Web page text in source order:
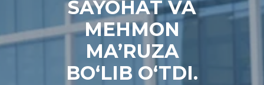
SAYOHAT VA
MEHMON
MA’RUZA
BO‘LIB O‘TDI.